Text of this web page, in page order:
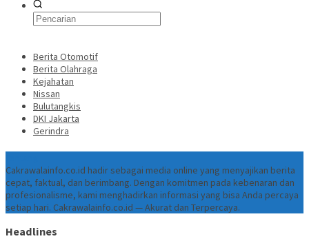
Berita Otomotif
Berita Olahraga
Kejahatan
Nissan
Bulutangkis
DKI Jakarta
Gerindra
Cakrawalainfo.co.id hadir sebagai media online yang menyajikan berita
cepat, faktual, dan berimbang. Dengan komitmen pada kebenaran dan
profesionalisme, kami menghadirkan informasi yang bisa Anda percaya
setiap hari. Cakrawalainfo.co.id — Akurat dan Terpercaya.
Headlines